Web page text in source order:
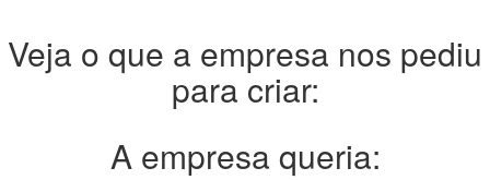
Veja o que a empresa nos pediu
para criar:
A empresa queria: